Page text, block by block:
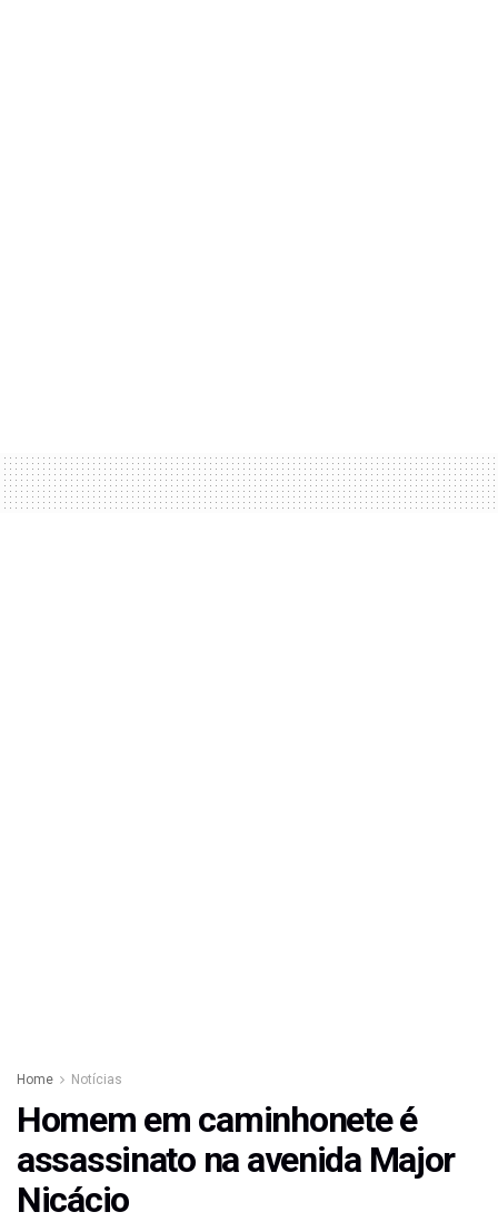
Home Notícias
Homem em caminhonete é
assassinato na avenida Major
Nicácio